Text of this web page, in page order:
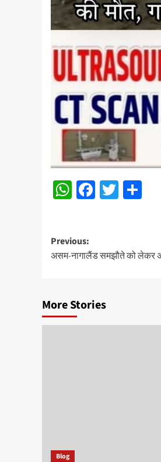
WhatsApp
Post
navigation
Previous:
असम-नागालैंड समझौते को लेकर
More Stories
Blog